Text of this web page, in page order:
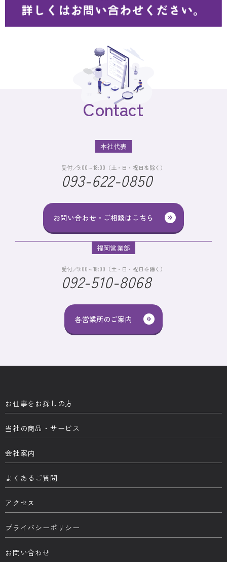
Contact
お問い合わせ・ご相談はこちら
本社代表
受付／9:00～18:00（土・日・祝日を除く）
093-622-0850
各営業所のご案内
福岡営業部
受付／9:00～18:00（土・日・祝日を除く）
092-510-8068
お仕事をお探しの方
当社の商品・サービス
会社案内
よくあるご質問
アクセス
プライバシーポリシー
お問い合わせ